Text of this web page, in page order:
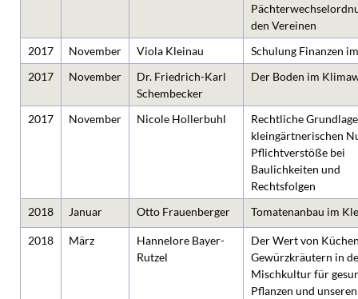
den Vereinen
2017
November Viola Kleinau
Schulung Finanzen
2017
November
Dr. Friedrich-Karl
Schembecker
Der Boden im
2017 November Nicole Hollerbuhl
Rechtliche
kleingärtnerischen
Pflichtverstöße bei
Baulichkeiten und
Rechtsfolgen
2018
Januar Otto Frauenberger Tomatenanbau im
2018 März
Hannelore Bayer-
Rutzel
Der Wert von
Gewürzkräutern in
Mischkultur für
Pflanzen und